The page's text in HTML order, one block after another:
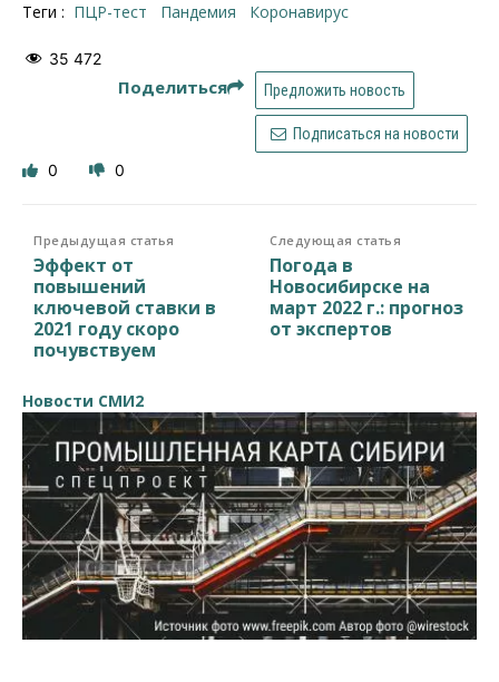
Теги : ПЦР-тест пандемия коронавирус
35 472
Поделиться Предложить новость
Подписаться на новости
0 0
Предыдущая статья
Эффект от
повышений
ключевой ставки в
2021 году скоро
почувствуем
Следующая статья
Погода в
Новосибирске на
март 2022 г.: прогноз
от экспертов
Новости СМИ2